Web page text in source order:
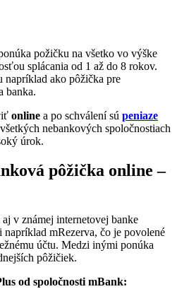
požičku na všetko vo výške
splácania od 1 až do 8 rokov.
ako pôžička pre
banka.
online a po schválení sú peniaze
nebankových spoločnostiach
úrok.
pôžička online –
v známej internetovej banke
mRezerva, čo je povolené
účtu. Medzi inými ponúka
pôžičiek.
od spoločnosti mBank: